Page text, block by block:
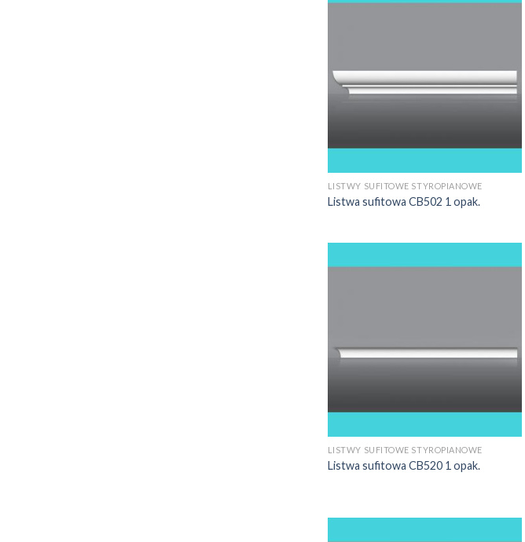
LISTWY SUFITOWE STYROPIANOWE
Listwa sufitowa CB502 1 opak.
LISTWY SUFITOWE STYROPIANOWE
Listwa sufitowa CB520 1 opak.